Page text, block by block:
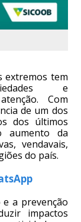
extremos tem
e
Com
de um dos
dos últimos
aumento da
vendavais,
do país.
a prevenção
impactos